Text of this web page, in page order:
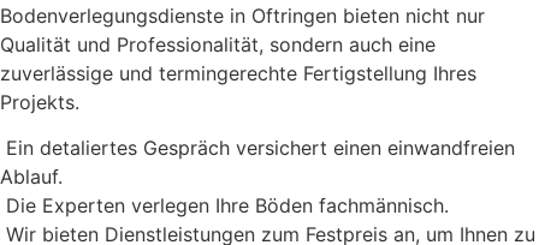
Bodenverlegungsdienste in Oftringen bieten nicht nur
Qualität und Professionalität, sondern auch eine
zuverlässige und termingerechte Fertigstellung Ihres
Projekts.
Ein detaliertes Gespräch versichert einen einwandfreien
Ablauf.
Die Experten verlegen Ihre Böden fachmännisch.
Wir bieten Dienstleistungen zum Festpreis an, um Ihnen zu